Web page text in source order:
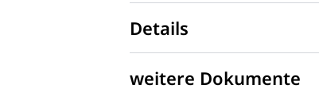
Details
weitere Dokumente